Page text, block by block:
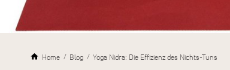
Home Blog Yoga Nidra: Die Effizienz des Nichts-Tuns